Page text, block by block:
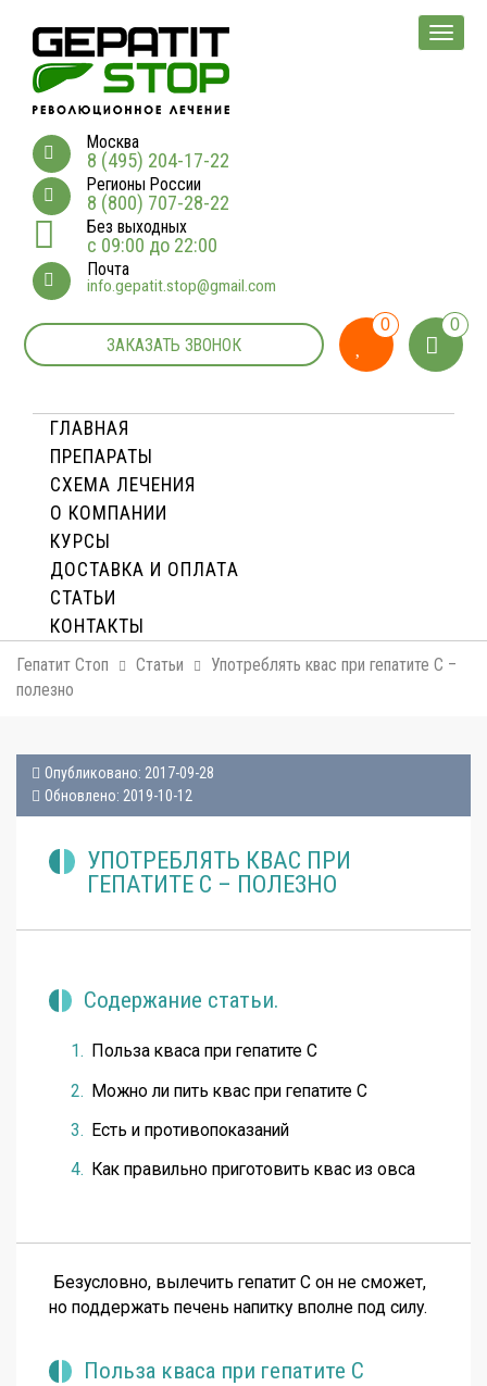
Москва
8 (495) 204-17-22
Регионы России
8 (800) 707-28-22
Без выходных
с 09:00 до 22:00
Почта
info.gepatit.stop@gmail.com
ЗАКАЗАТЬ ЗВОНОК
0 0
ГЛАВНАЯ
ПРЕПАРАТЫ
СХЕМА ЛЕЧЕНИЯ
О КОМПАНИИ
КУРСЫ
ДОСТАВКА И ОПЛАТA
СТАТЬИ
КОНТАКТЫ
Гепатит Стоп Статьи
Употреблять квас при гепатите С –
полезно
Опубликовано: 2017-09-28
Обновлено: 2019-10-12
УПОТРЕБЛЯТЬ КВАС ПРИ
ГЕПАТИТЕ С – ПОЛЕЗНО
Содержание статьи.
Польза кваса при гепатите С
Можно ли пить квас при гепатите С
Есть и противопоказаний
Как правильно приготовить квас из овса
Безусловно, вылечить гепатит С он не сможет,
но поддержать печень напитку вполне под силу.
Польза кваса при гепатите С